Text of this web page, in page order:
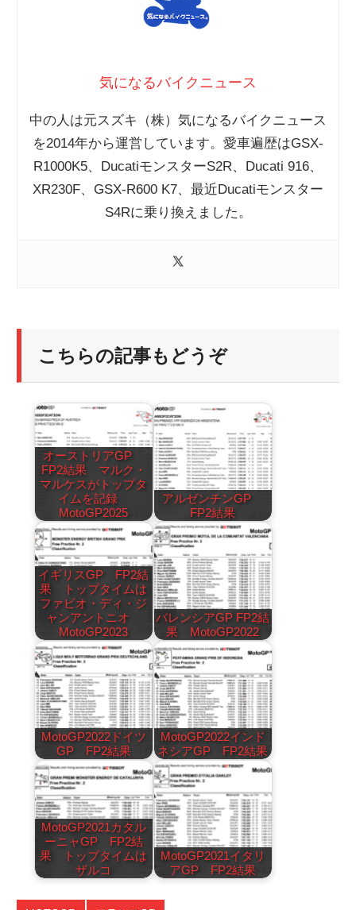
気になるバイクニュース
中の人は元スズキ（株）気になるバイクニュース
を2014年から運営しています。愛車遍歴はGSX-
R1000K5、DucatiモンスターS2R、Ducati 916、
XR230F、GSX-R600 K7、最近Ducatiモンスター
S4Rに乗り換えました。
こちらの記事もどうぞ
オーストリアGP
FP2結果 マルク・
マルケスがトップタ
イムを記録
MotoGP2025
アルゼンチンGP
FP2結果
イギリスGP FP2結
果 トップタイムは
ファビオ・ディ・ジ
ャンアントニオ
MotoGP2023
バレンシアGP FP2結
果 MotoGP2022
MotoGP2022ドイツ
GP FP2結果
MotoGP2022インド
ネシアGP FP2結果
MotoGP2021カタル
ーニャGP FP2結
果 トップタイムは
ザルコ
MotoGP2021イタリ
アGP FP2結果